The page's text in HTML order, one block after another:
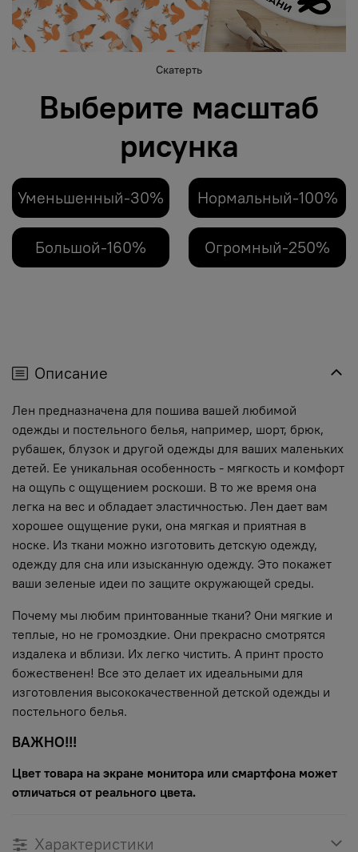
Скатерть
Выберите масштаб
рисунка
Уменьшенный-30% Нормальный-100%
Большой-160% Огромный-250%
Описание
Лен предназначена для пошива вашей любимой
одежды и постельного белья, например, шорт, брюк,
рубашек, блузок и другой одежды для ваших маленьких
детей. Ее уникальная особенность - мягкость и комфорт
на ощупь с ощущением роскоши. В то же время она
легка на вес и обладает эластичностью. Лен дает вам
хорошее ощущение руки, она мягкая и приятная в
носке. Из ткани можно изготовить детскую одежду,
одежду для сна или изысканную одежду. Это покажет
ваши зеленые идеи по защите окружающей среды.
Почему мы любим принтованные ткани? Они мягкие и
теплые, но не громоздкие. Они прекрасно смотрятся
издалека и вблизи. Их легко чистить. А принт просто
божественен! Все это делает их идеальными для
изготовления высококачественной детской одежды и
постельного белья.
ВАЖНО!!!
Цвет товара на экране монитора или смартфона может
отличаться от реального цвета.
Характеристики